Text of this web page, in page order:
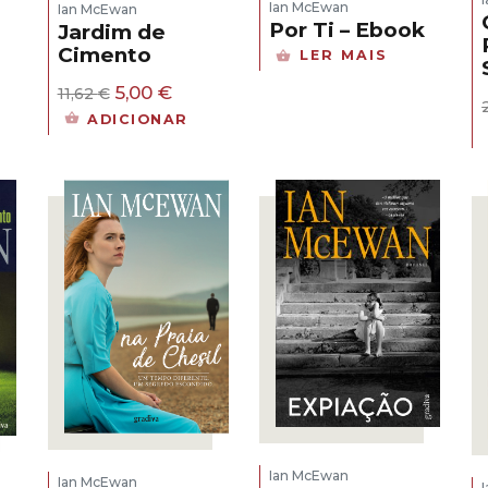
Ian McEwan
Jardim de
Cimento
11,62€ O
preço
5,00 €O
preço
ADICIONAR
Ian McEwan
Por Ti – Ebook
LER MAIS
Ian McEwan Ian McEwan